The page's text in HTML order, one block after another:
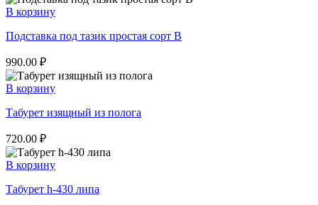
В корзину
Подставка под тазик простая сорт В
990.00 ₽
В корзину
Табурет изящный из полога
720.00 ₽
В корзину
Табурет h-430 липа